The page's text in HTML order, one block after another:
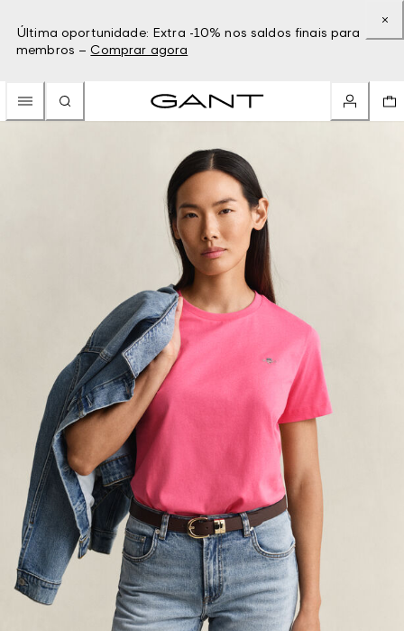
Última oportunidade: Extra -10% nos saldos finais para
membros – Comprar agora